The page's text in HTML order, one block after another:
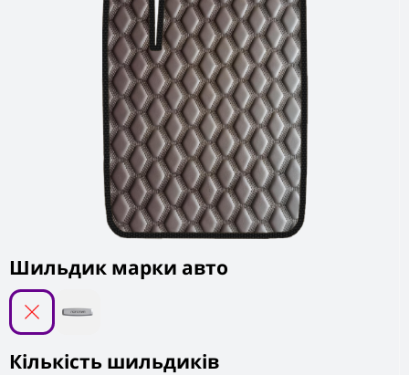
Шильдик марки авто
Кількість шильдиків